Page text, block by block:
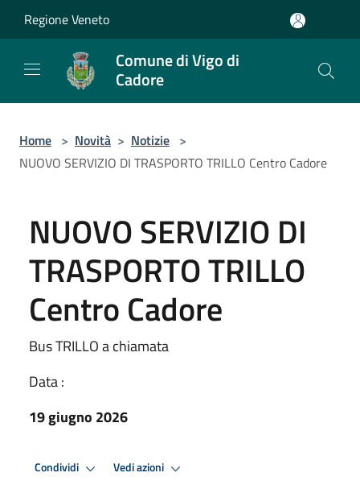
Regione Veneto
Comune di Vigo di
Cadore
Home > Novità > Notizie >
NUOVO SERVIZIO DI TRASPORTO TRILLO Centro Cadore
NUOVO SERVIZIO DI
TRASPORTO TRILLO
Centro Cadore
Bus TRILLO a chiamata
Data :
19 giugno 2026
Condividi Vedi azioni